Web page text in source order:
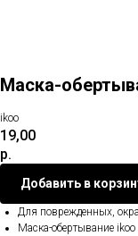
Маска-
ikoo
19,00
р.
Добавить в
Для поврежденных,
Маска-обертывание